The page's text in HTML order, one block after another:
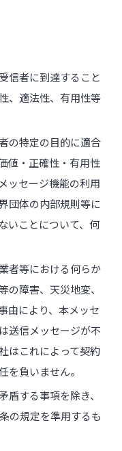
信者に到達すること
、適法性、有用性等
の特定の目的に適合
値・正確性・有用性
ッセージ機能の利用
団体の内部規則等に
いことについて、何
者等における何らか
の障害、天災地変、
由により、本メッセ
送信メッセージが不
はこれによって契約
を負いません。
する事項を除き、
の規定を準用するも